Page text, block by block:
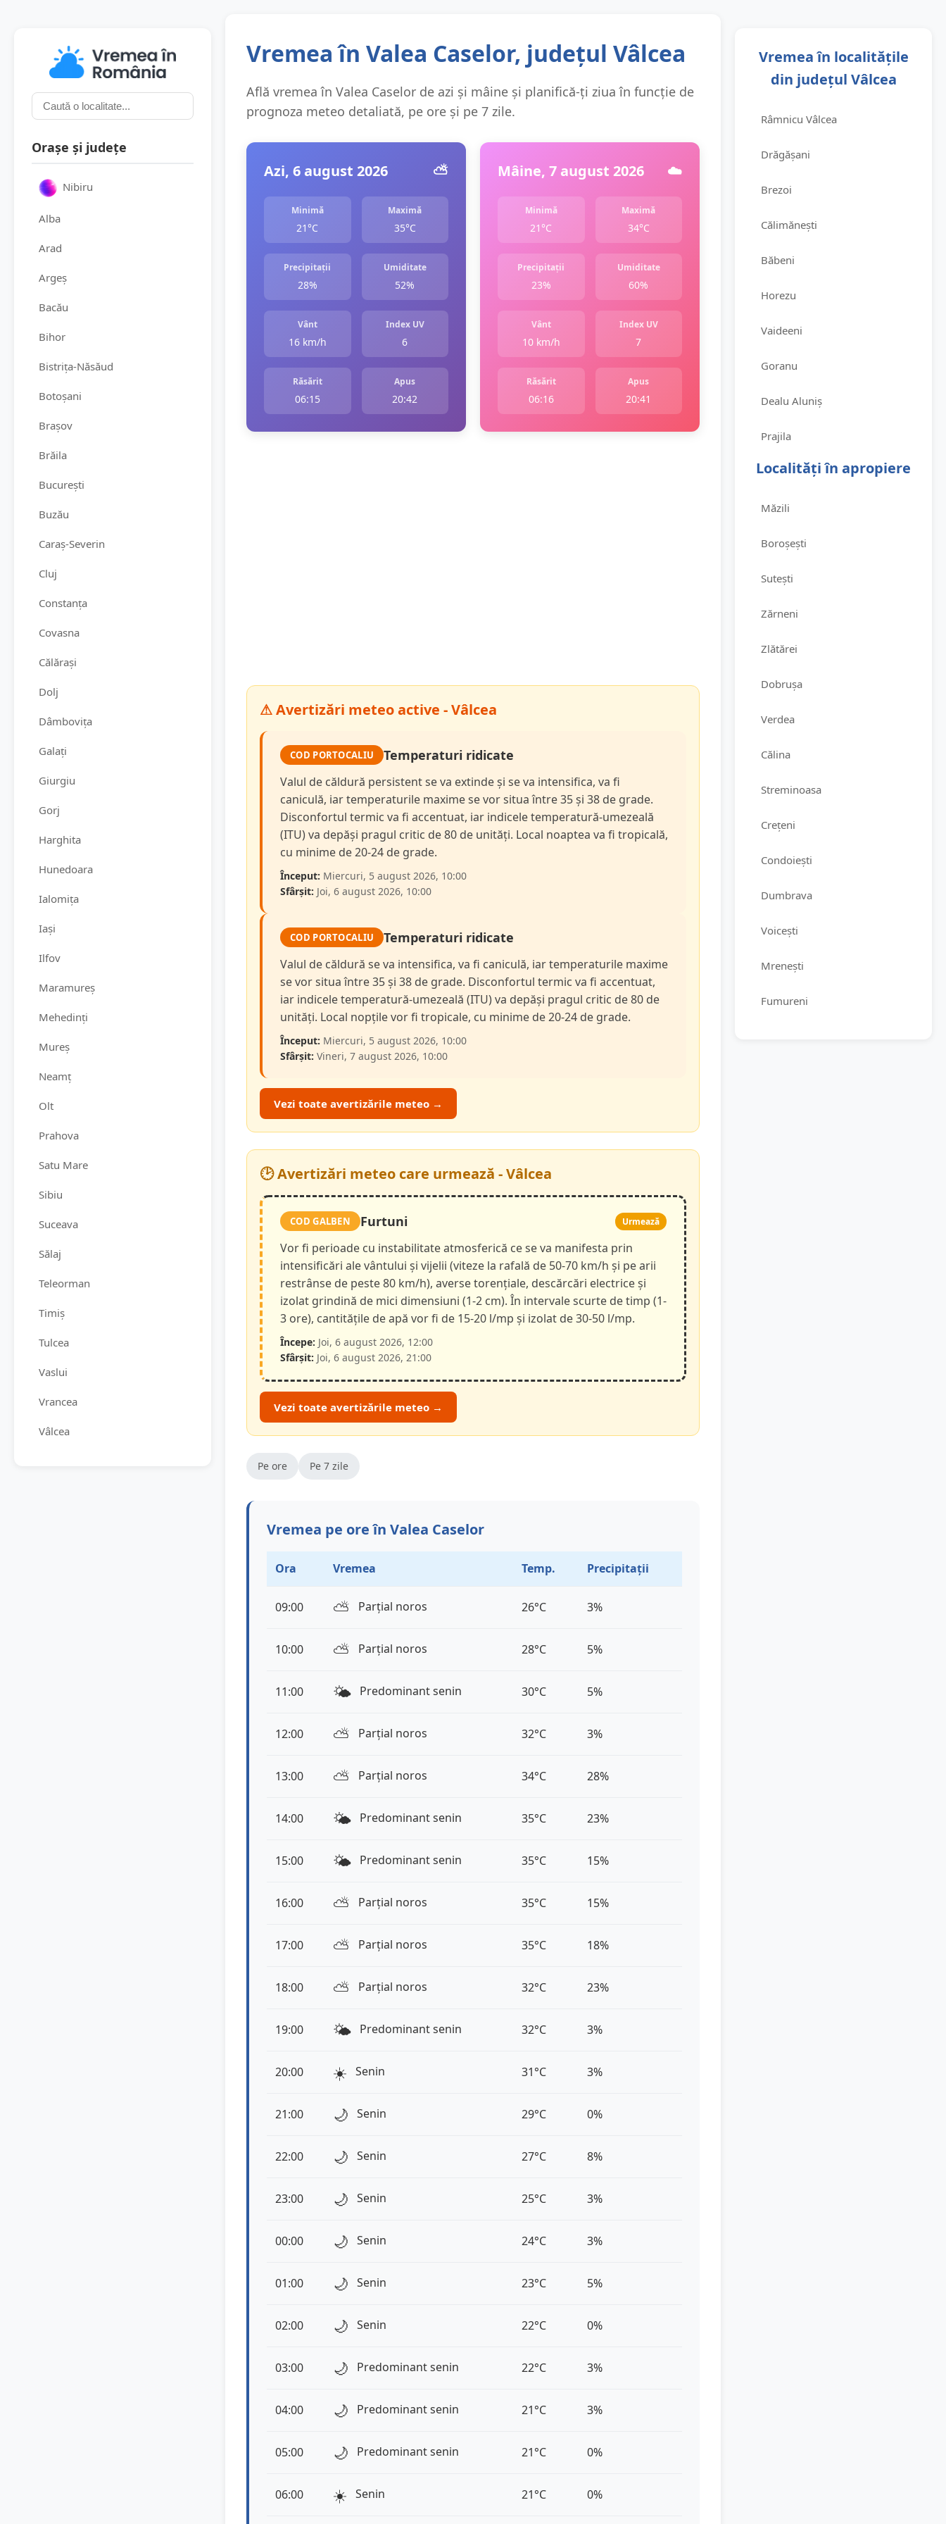
Orașe și județe
Nibiru
Alba
Arad
Argeș
Bacău
Bihor
Bistrița-Năsăud
Botoșani
Brașov
Brăila
București
Buzău
Caraș-Severin
Cluj
Constanța
Covasna
Călărași
Dolj
Dâmbovița
Galați
Giurgiu
Gorj
Harghita
Hunedoara
Ialomița
Iași
Ilfov
Maramureș
Mehedinți
Mureș
Neamț
Olt
Prahova
Satu Mare
Sibiu
Suceava
Sălaj
Teleorman
Timiș
Tulcea
Vaslui
Vrancea
Vâlcea
Vremea în Valea Caselor, județul Vâlcea
Află vremea în Valea Caselor de azi și mâine și planifică-ți ziua în funcție de
prognoza meteo detaliată, pe ore și pe 7 zile.
Azi, 6 august 2026 ⛅️
Minimă
21°C
Maximă
35°C
Precipitații
28%
Umiditate
52%
Vânt
16 km/h
Index UV
6
Răsărit
06:15
Apus
20:42
Mâine, 7 august 2026 ☁️
Minimă
21°C
Maximă
34°C
Precipitații
23%
Umiditate
60%
Vânt
10 km/h
Index UV
7
Răsărit
06:16
Apus
20:41
⚠ Avertizări meteo active - Vâlcea
COD PORTOCALIU Temperaturi ridicate
Valul de căldură persistent se va extinde și se va intensifica, va fi
caniculă, iar temperaturile maxime se vor situa între 35 și 38 de grade.
Disconfortul termic va fi accentuat, iar indicele temperatură-umezeală
(ITU) va depăși pragul critic de 80 de unități. Local noaptea va fi tropicală,
cu minime de 20-24 de grade.
Început: Miercuri, 5 august 2026, 10:00
Sfârșit: Joi, 6 august 2026, 10:00
COD PORTOCALIU Temperaturi ridicate
Valul de căldură se va intensifica, va fi caniculă, iar temperaturile maxime
se vor situa între 35 și 38 de grade. Disconfortul termic va fi accentuat,
iar indicele temperatură-umezeală (ITU) va depăși pragul critic de 80 de
unități. Local nopțile vor fi tropicale, cu minime de 20-24 de grade.
Început: Miercuri, 5 august 2026, 10:00
Sfârșit: Vineri, 7 august 2026, 10:00
Vezi toate avertizările meteo →
🕑 Avertizări meteo care urmează - Vâlcea
COD GALBEN Furtuni Urmează
Vor fi perioade cu instabilitate atmosferică ce se va manifesta prin
intensificări ale vântului și vijelii (viteze la rafală de 50-70 km/h și pe arii
restrânse de peste 80 km/h), averse torențiale, descărcări electrice și
izolat grindină de mici dimensiuni (1-2 cm). În intervale scurte de timp (1-
3 ore), cantitățile de apă vor fi de 15-20 l/mp și izolat de 30-50 l/mp.
Începe: Joi, 6 august 2026, 12:00
Sfârșit: Joi, 6 august 2026, 21:00
Vezi toate avertizările meteo →
Pe ore Pe 7 zile
Vremea pe ore în Valea Caselor
Ora Vremea Temp. Precipitații
09:00 ⛅️ Parțial noros 26°C 3%
10:00 ⛅️ Parțial noros 28°C 5%
11:00 🌤️ Predominant senin 30°C 5%
12:00 ⛅️ Parțial noros 32°C 3%
13:00 ⛅️ Parțial noros 34°C 28%
14:00 🌤️ Predominant senin 35°C 23%
15:00 🌤️ Predominant senin 35°C 15%
16:00 ⛅️ Parțial noros 35°C 15%
17:00 ⛅️ Parțial noros 35°C 18%
18:00 ⛅️ Parțial noros 32°C 23%
19:00 🌤️ Predominant senin 32°C 3%
20:00 ☀️ Senin 31°C 3%
21:00 🌙 Senin 29°C 0%
22:00 🌙 Senin 27°C 8%
23:00 🌙 Senin 25°C 3%
00:00 🌙 Senin 24°C 3%
01:00 🌙 Senin 23°C 5%
02:00 🌙 Senin 22°C 0%
03:00 🌙 Predominant senin 22°C 3%
04:00 🌙 Predominant senin 21°C 3%
05:00 🌙 Predominant senin 21°C 0%
06:00 ☀️ Senin 21°C 0%
Vremea în localitățile
din județul Vâlcea
Râmnicu Vâlcea
Drăgășani
Brezoi
Călimănești
Băbeni
Horezu
Vaideeni
Goranu
Dealu Aluniș
Prajila
Localități în apropiere
Măzili
Boroșești
Sutești
Zărneni
Zlătărei
Dobrușa
Verdea
Călina
Streminoasa
Crețeni
Condoiești
Dumbrava
Voicești
Mrenești
Fumureni